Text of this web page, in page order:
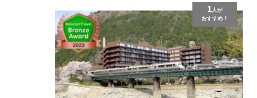
1人が
おすすめ！